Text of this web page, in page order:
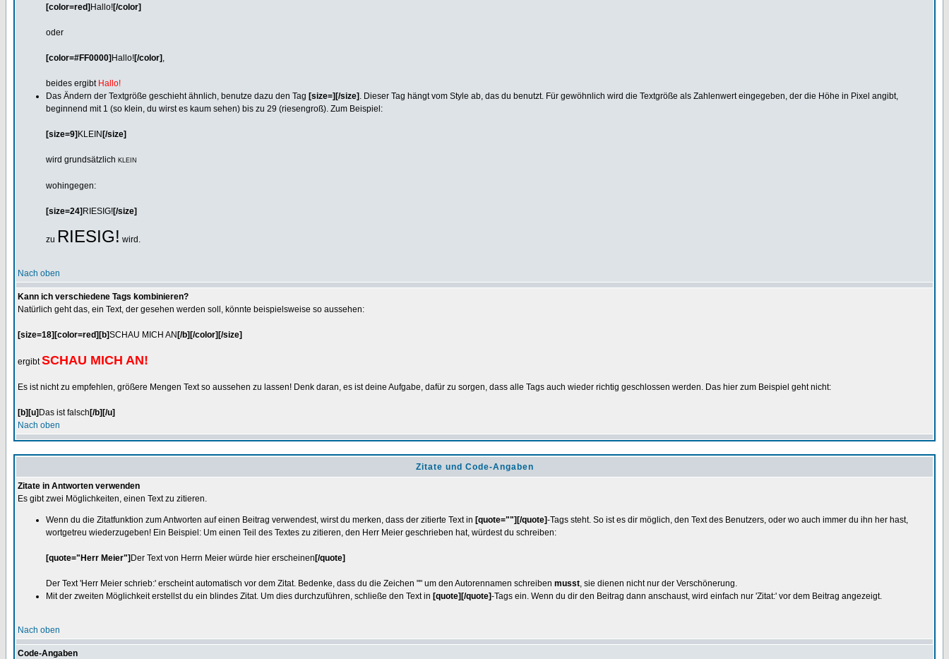
[color=red] Hallo![/color]
oder
[color=#FF0000] Hallo![/color] ,
beides ergibt Hallo!
Das Ändern der Textgröße geschieht ähnlich, benutze dazu den Tag [size=][/size] . Dieser Tag hängt vom Style ab, das du benutzt. Für gewöhnlich wird die Textgröße als Zahlenwert eingegeben, der die Höhe in Pixel angibt,
beginnend mit 1 (so klein, du wirst es kaum sehen) bis zu 29 (riesengroß). Zum Beispiel:
[size=9] KLEIN [/size]
wird grundsätzlich KLEIN
wohingegen:
[size=24] RIESIG![/size]
zu RIESIG! wird.
Nach oben
Kann ich verschiedene Tags kombinieren?
Natürlich geht das, ein Text, der gesehen werden soll, könnte beispielsweise so aussehen:
[size=18][color=red][b]SCHAU MICH AN [/b][/color][/size]
ergibtSCHAU MICH AN!
Es ist nicht zu empfehlen, größere Mengen Text so aussehen zu lassen! Denk daran, es ist deine Aufgabe, dafür zu sorgen, dass alle Tags auch wieder richtig geschlossen werden. Das hier zum Beispiel geht nicht:
[b][u] Das ist falsch [/b][/u]
Nach oben
Zitate und Code-Angaben
Zitate in Antworten verwenden
Es gibt zwei Möglichkeiten, einen Text zu zitieren.
Wenn du die Zitatfunktion zum Antworten auf einen Beitrag verwendest, wirst du merken, dass der zitierte Text in [quote=""][/quote]-Tags steht. So ist es dir möglich, den Text des Benutzers, oder wo auch immer du ihn her hast,
wortgetreu wiederzugeben! Ein Beispiel: Um einen Teil des Textes zu zitieren, den Herr Meier geschrieben hat, würdest du schreiben:
[quote="Herr Meier"] Der Text von Herrn Meier würde hier erscheinen [/quote]
Der Text 'Herr Meier schrieb:' erscheint automatisch vor dem Zitat. Bedenke, dass du die Zeichen "" um den Autorennamen schreiben musst, sie dienen nicht nur der Verschönerung.
Mit der zweiten Möglichkeit erstellst du ein blindes Zitat. Um dies durchzuführen, schließe den Text in [quote][/quote]-Tags ein. Wenn du dir den Beitrag dann anschaust, wird einfach nur 'Zitat:' vor dem Beitrag angezeigt.
Nach oben
Code-Angaben